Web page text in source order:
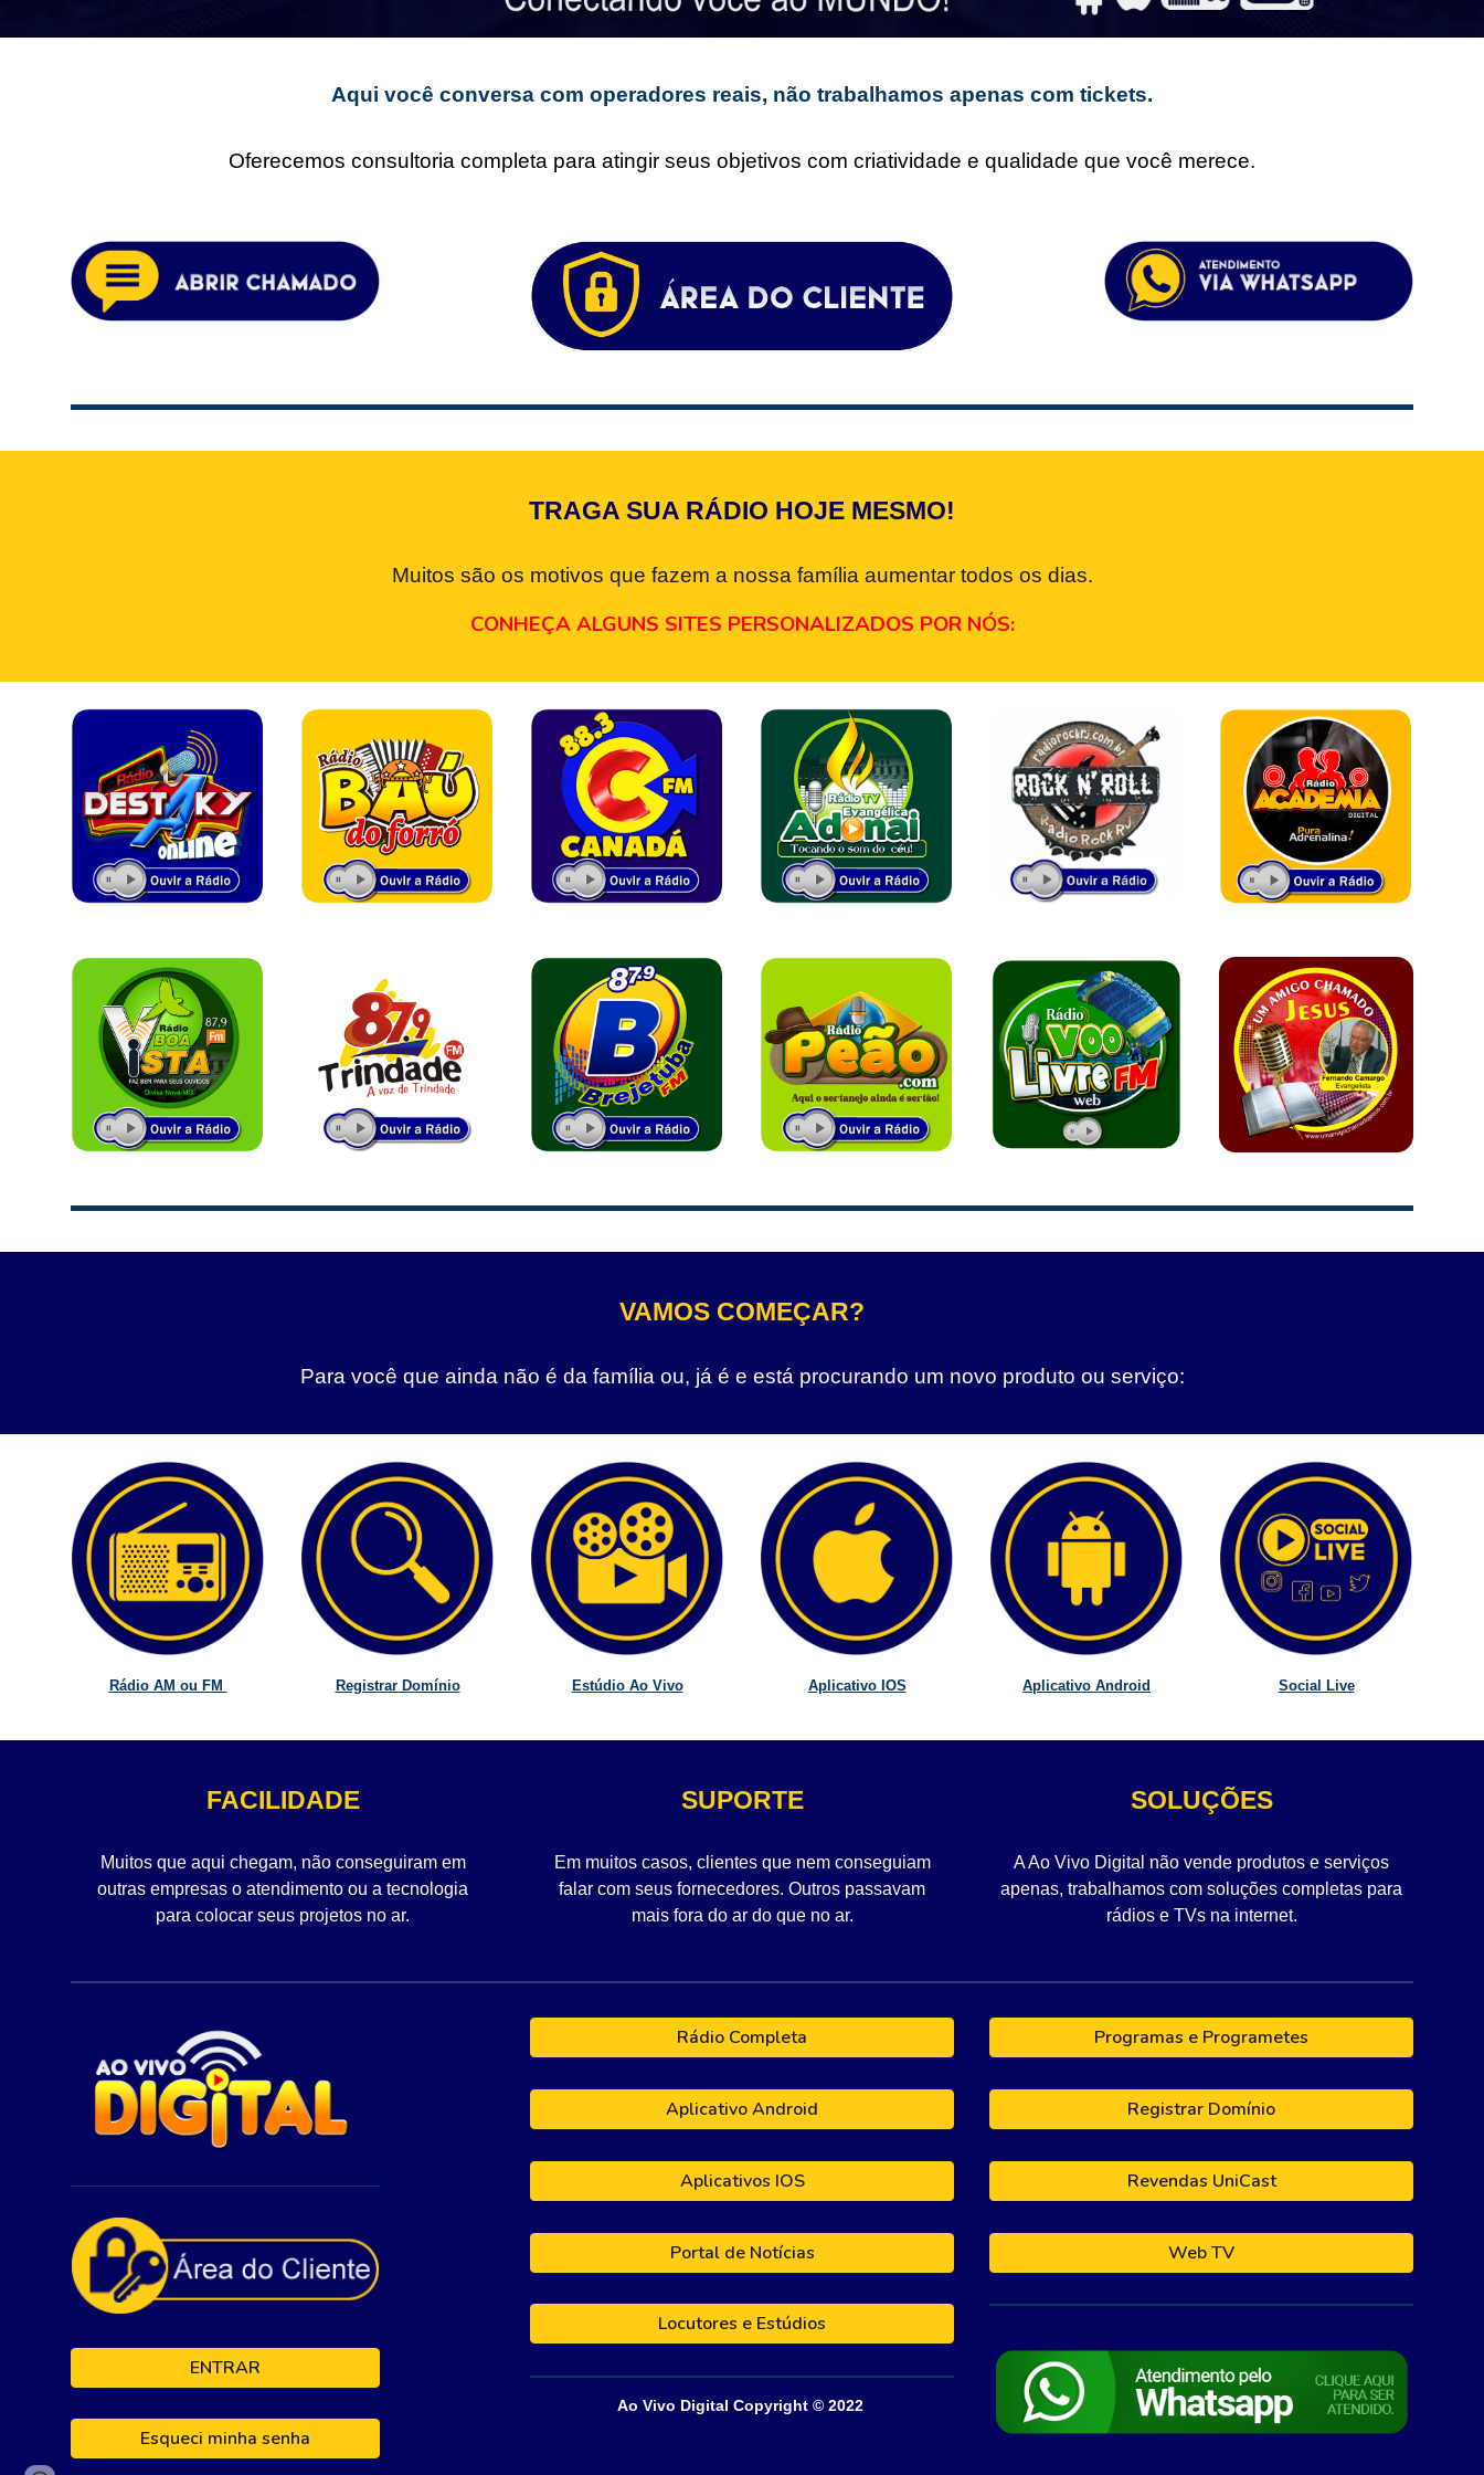
Aqui você conversa com operadores reais, não trabalhamos apenas com tickets.
Oferecemos consultoria completa para atingir seus objetivos com criatividade e qualidade que você merece.
TRAGA SUA RÁDIO HOJE MESMO!
Muitos são os motivos que fazem a nossa família aumentar todos os dias.
CONHEÇA ALGUNS SITES PERSONALIZADOS POR NÓS:
VAMOS COMEÇAR?
Para você que ainda não é da família ou, já é e está procurando um novo produto ou serviço:
Rádio AM ou FM Registrar Domínio Estúdio Ao Vivo Aplicativo IOS Aplicativo Android Social Live
FACILIDADE
Muitos que aqui chegam, não conseguiram em
outras empresas o atendimento ou a tecnologia
para colocar seus projetos no ar.
SUPORTE
Em muitos casos, clientes que nem conseguiam
falar com seus fornecedores. Outros passavam
mais fora do ar do que no ar.
SOLUÇÕES
A Ao Vivo Digital não vende produtos e serviços
apenas, trabalhamos com soluções completas para
rádios e TVs na internet.
ENTRAR
Esqueci minha senha
Rádio Completa
Aplicativo Android
Aplicativos IOS
Portal de Notícias
Locutores e Estúdios
Ao Vivo Digital Copyright © 2022
Programas e Programetes
Registrar Domínio
Revendas UniCast
Web TV